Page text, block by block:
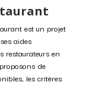
est un projet
aides
restaurateurs en
de
les critères